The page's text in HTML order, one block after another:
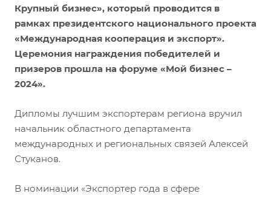
Крупный бизнес», который проводится в
рамках президентского национального проекта
«Международная кооперация и экспорт».
Церемония награждения победителей и
призеров прошла на форуме «Мой бизнес –
2024».
Дипломы лучшим экспортерам региона вручил
начальник областного департамента
международных и региональных связей Алексей
Стуканов.
В номинации «Экспортер года в сфере